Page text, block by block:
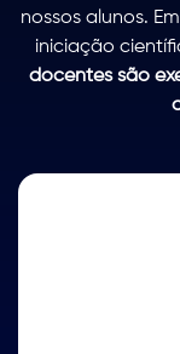
nossos alunos.
iniciação
docentes são